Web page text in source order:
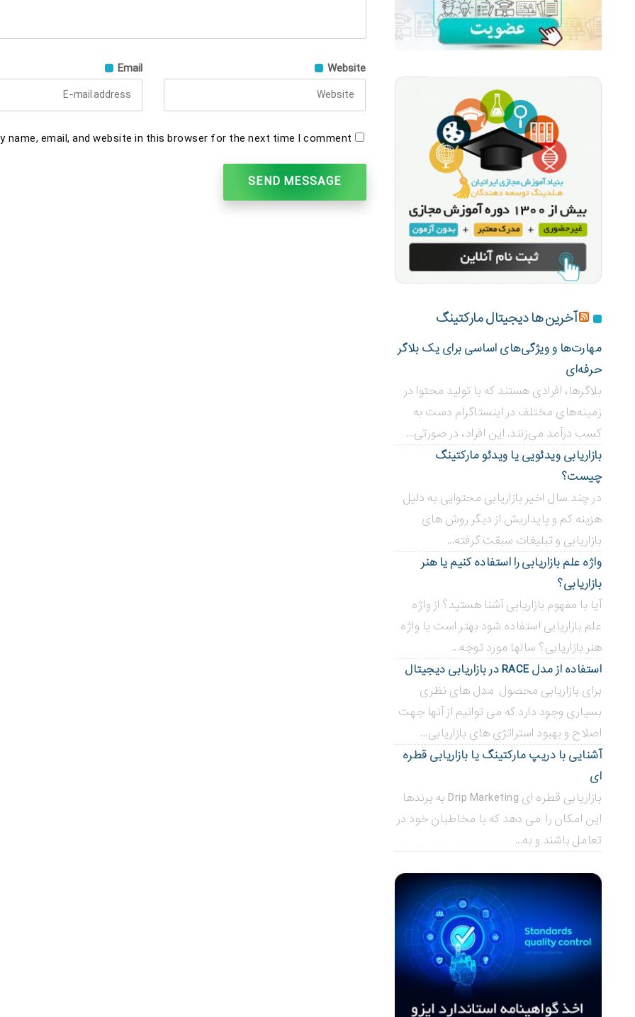
Email Website
name, email, and website in this browser for the next time I comment.
آخرین ها دیجیتال مارکتینگ
مهارت‌ها و ویژگی‌های اساسی برای یک بلاگر
حرفه‌ای
بلاگر‌ها، افرادی هستند که با تولید محتوا در
زمینه‌های مختلف در اینستاگرام دست به
کسب درآمد می‌زنند. این افراد، در صورتی...
بازاریابی ویدئویی ‌یا ویدئو مارکتینگ
چیست؟
در چند سال اخیر بازاریابی محتوایی به دلیل
هزینه کم و پایداریش از دیگر روش های
بازاریابی و تبلیغات سبقت گرفته...
واژه علم بازاریابی را استفاده کنیم یا هنر
بازاریابی؟
آیا با مفهوم بازاریابی آشنا هستید؟ از واژه
علم بازاریابی استفاده شود بهتر است یا واژه
هنر بازاریابی؟ سالها مورد توجه...
استفاده از مدل RACE در بازاریابی دیجیتال
برای بازاریابی محصول مدل های نظری
بسیاری وجود دارد که می توانیم از آنها جهت
اصلاح و بهبود استراتژی های بازاریابی...
آشنایی با دریپ مارکتینگ یا بازاریابی قطره
ای
بازاریابی قطره ای Drip Marketing به برندها
این امکان را می دهد که با مخاطبان خود در
تعامل باشند و به...